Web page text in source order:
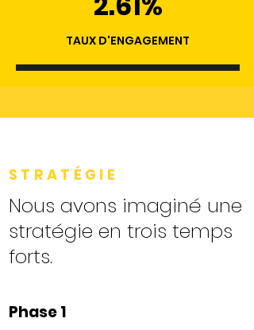
TAUX D'ENGAGEMENT
STRATÉGIE
Nous avons imaginé une
stratégie en trois temps
forts.
Phase 1